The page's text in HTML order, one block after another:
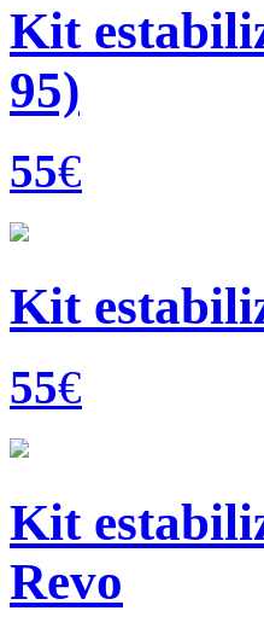
Kit
95)
55€
Kit
55€
Kit
Revo